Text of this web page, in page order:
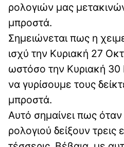
ρολογιών μας
μπροστά.
Σημειώνεται πως η
ισχύ την Κυριακή 27
ωστόσο την Κυριακή 30
να γυρίσουμε τους
μπροστά.
Αυτό σημαίνει πως όταν
ρολογιού δείξουν τρεις